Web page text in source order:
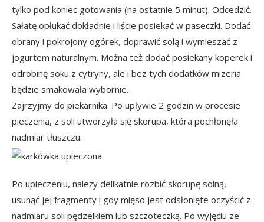
tylko pod koniec gotowania (na ostatnie 5 minut). Odcedzić.
Sałatę opłukać dokładnie i liście posiekać w paseczki. Dodać
obrany i pokrojony ogórek, doprawić solą i wymieszać z
jogurtem naturalnym. Można też dodać posiekany koperek i
odrobinę soku z cytryny, ale i bez tych dodatków mizeria
będzie smakowała wybornie.
Zajrzyjmy do piekarnika. Po upływie 2 godzin w procesie
pieczenia, z soli utworzyła się skorupa, która pochłonęła
nadmiar tłuszczu.
Po upieczeniu, należy delikatnie rozbić skorupę solną,
usunąć jej fragmenty i gdy mięso jest odsłonięte oczyścić z
nadmiaru soli pędzelkiem lub szczoteczką. Po wyjęciu ze